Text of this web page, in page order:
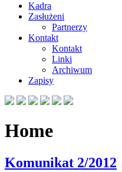
Kadra
Zasłużeni
Partnerzy
Kontakt
Kontakt
Linki
Archiwum
Zapisy
Home
Komunikat 2/2012